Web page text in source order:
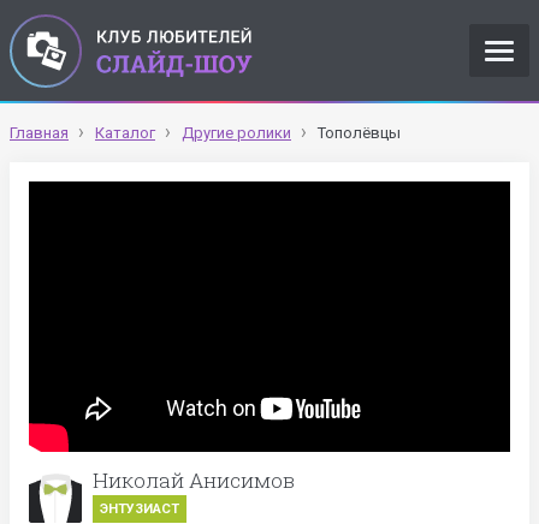
Главная Каталог Другие ролики Тополёвцы
Николай Анисимов
ЭНТУЗИАСТ